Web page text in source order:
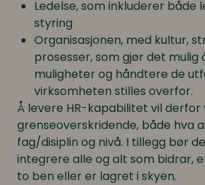
Ledelse, som inkluderer både
styring
Organisasjonen, med kultur,
prosesser, som gjør det mulig
muligheter og håndtere de
virksomheten stilles overfor.
Å levere HR-kapabilitet vil
grenseoverskridende, både hva
fag/disiplin og nivå. I tillegg bør
integrere alle og alt som bidrar,
to ben eller er lagret i skyen.